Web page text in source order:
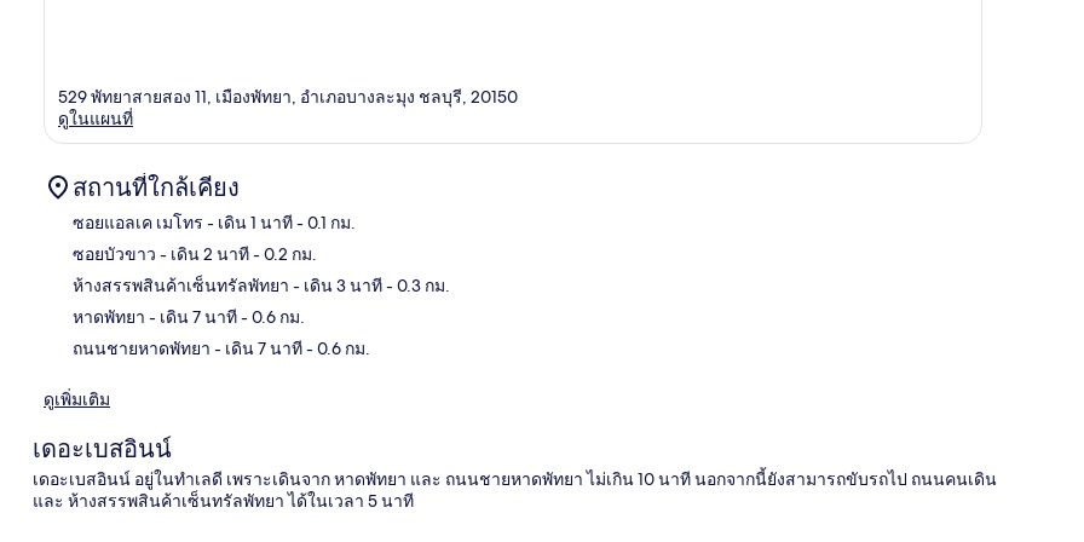
529 พัทยาสายสอง 11, เมืองพัทยา, อำเภอบางละมุง ชลบุรี, 20150
ดูในแผนที่
สถานที่ใกล้เคียง
ซอยแอลเค เมโทร - เดิน 1 นาที- 0.1 กม.
ซอยบัวขาว - เดิน 2 นาที- 0.2 กม.
ห้างสรรพสินค้าเซ็นทรัลพัทยา - เดิน 3 นาที- 0.3 กม.
หาดพัทยา - เดิน 7 นาที- 0.6 กม.
ถนนชายหาดพัทยา - เดิน 7 นาที- 0.6 กม.
ดูเพิ่มเติม
เดอะเบสอินน์
เดอะเบสอินน์ อยู่ในทำเลดี เพราะเดินจาก หาดพัทยา และ ถนนชายหาดพัทยา ไม่เกิน 10 นาที นอกจากนี้ยังสามารถขับรถไป ถนนคนเดิน
และ ห้างสรรพสินค้าเซ็นทรัลพัทยา ได้ในเวลา 5 นาที